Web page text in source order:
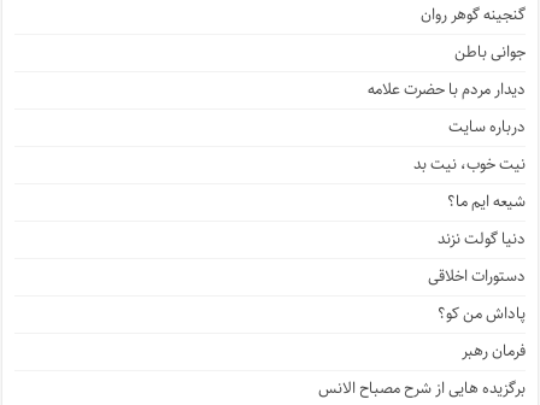
گنجینه گوهر روان
جوانی باطن
دیدار مردم با حضرت علامه
درباره سایت
نیت خوب، نیت بد
شیعه ایم ما؟
دنیا گولت نزند
دستورات اخلاقی
پاداش من کو؟
فرمان رهبر
برگزیده هایی از شرح مصباح الانس